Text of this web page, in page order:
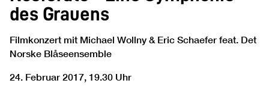
des Grauens
Filmkonzert mit Michael Wollny & Eric Schaefer feat. Det
Norske Blåseensemble
24. Februar 2017, 19.30 Uhr